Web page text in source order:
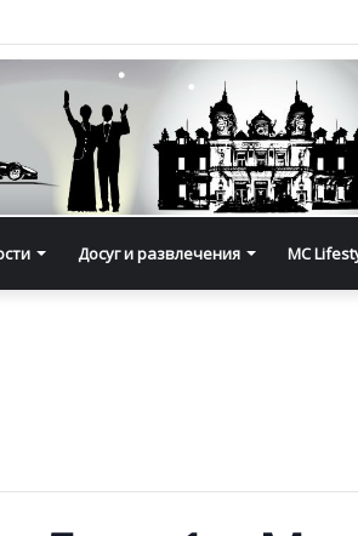
Досуг и развлечения MC